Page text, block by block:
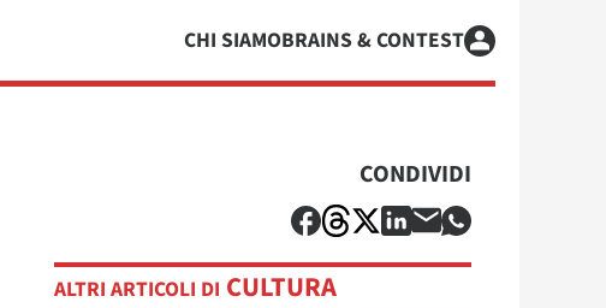
CHI SIAMOBRAINS & CONTEST
CONDIVIDI
ALTRI ARTICOLI DI CULTURA